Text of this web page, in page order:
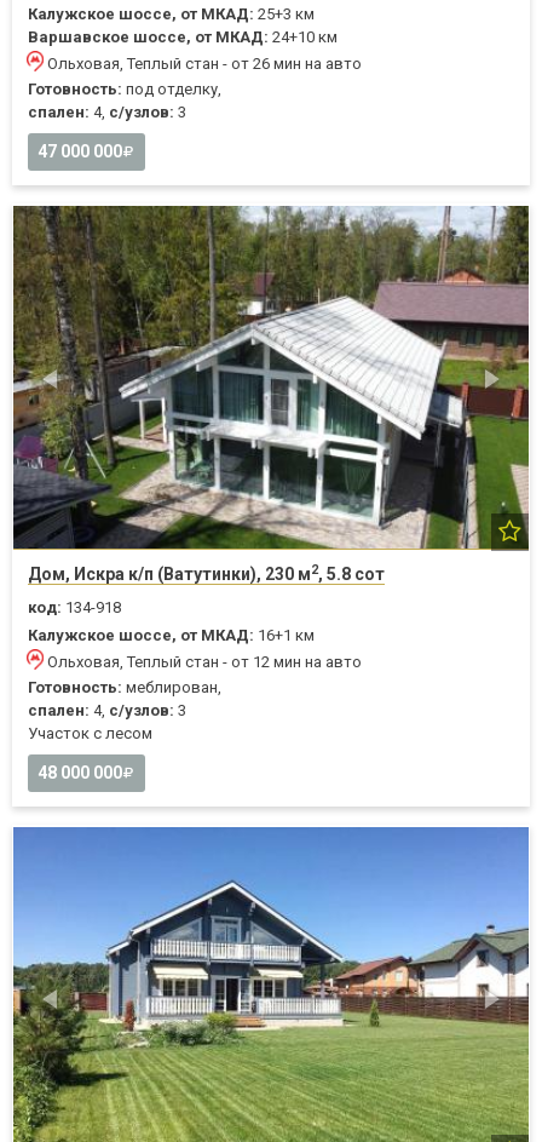
Калужское шоссе, от МКАД: 25+3 км
Варшавское шоссе, от МКАД: 24+10 км
Ольховая, Теплый стан - от 26 мин на авто
Готовность: под отделку,
спален: 4, с/узлов: 3
47 000 000
Дом, Искра к/п (Ватутинки), 230 м2, 5.8 сот
код: 134-918
Калужское шоссе, от МКАД: 16+1 км
Ольховая, Теплый стан - от 12 мин на авто
Готовность: меблирован,
спален: 4, с/узлов: 3
Участок с лесом
48 000 000